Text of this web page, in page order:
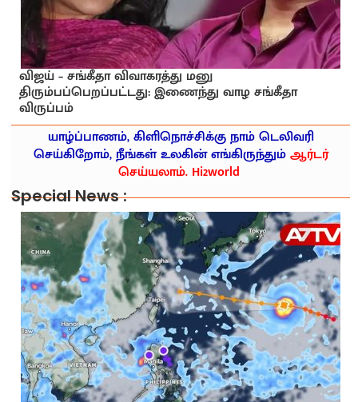
விஜய் – சங்கீதா விவாகரத்து மனு
திரும்பப்பெறப்பட்டது: இணைந்து வாழ சங்கீதா
விருப்பம்
யாழ்ப்பாணம், கிளிநொச்சிக்கு நாம் டெலிவரி
செய்கிறோம், நீங்கள் உலகின் எங்கிருந்தும்ஆர்டர்
செய்யலாம். Hi2world
Special News :